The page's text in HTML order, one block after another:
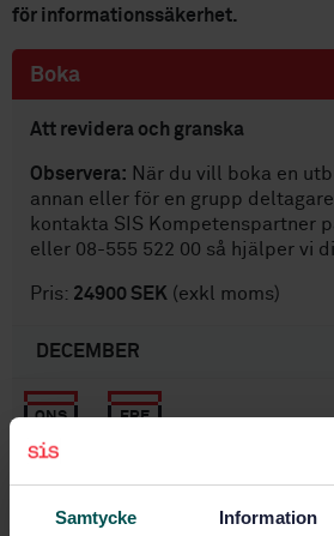
Samtycke Information
för informationssäkerhet.
Boka
Att revidera och granska
Observera: När du vill boka en
annan eller för en grupp
kontakta SIS Kompetenspartner
eller 08-555 522 00 så hjälper vi
Pris: 24900 SEK (exkl moms)
DECEMBER
ONS
2 - FRE